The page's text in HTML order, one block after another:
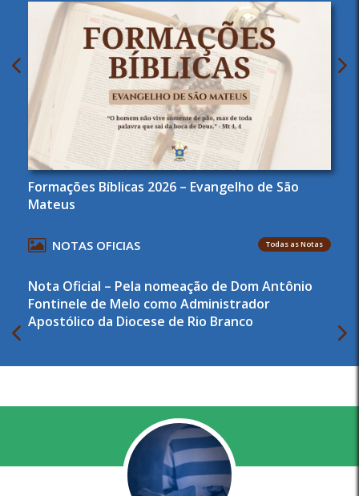
Formações Bíblicas 2026 – Evangelho de São
Mateus
NOTAS OFICIAS Todas as Notas
Nota Oficial – Pela nomeação de Dom Antônio
Fontinele de Melo como Administrador
Apostólico da Diocese de Rio Branco